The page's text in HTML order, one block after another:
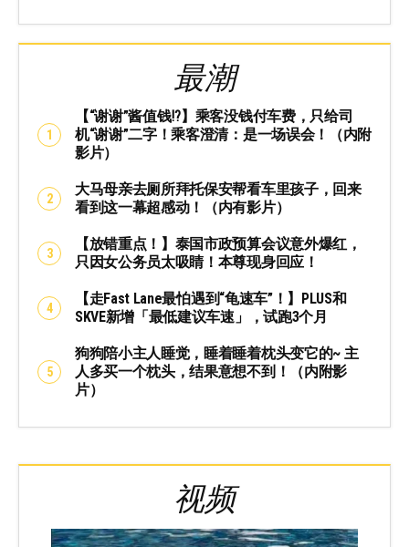
最潮
【“谢谢”酱值钱⁉️】乘客没钱付车费，只给司
机“谢谢”二字！乘客澄清：是一场误会！（内附
影片）
大马母亲去厕所拜托保安帮看车里孩子，回来
看到这一幕超感动！（内有影片）
【放错重点！】泰国市政预算会议意外爆红，
只因女公务员太吸睛！本尊现身回应！
【走Fast Lane最怕遇到“龟速车”！】PLUS和
SKVE新增「最低建议车速」，试跑3个月
狗狗陪小主人睡觉，睡着睡着枕头变它的~ 主
人多买一个枕头，结果意想不到！（内附影
片）
视频